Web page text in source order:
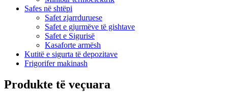
Safes në shtëpi
Safet zjarrduruese
Safet e gjurmëve të gishtave
Safet e Sigurisë
Kasaforte armësh
Kutitë e sigurta të depozitave
Frigorifer makinash
Produkte të veçuara